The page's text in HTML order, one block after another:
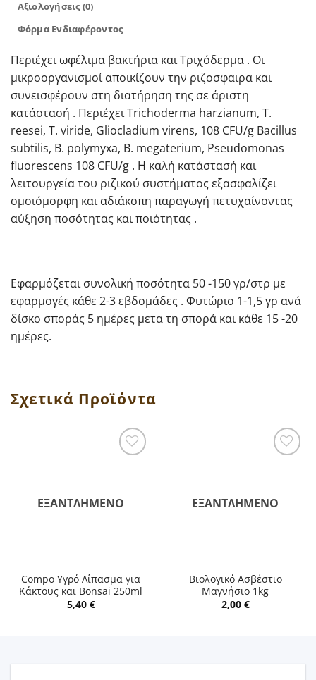
Αξιολογήσεις (0)
Φόρμα Ενδιαφέροντος
Περιέχει ωφέλιμα βακτήρια και Τριχόδερμα . Οι
μικροοργανισμοί αποικίζουν την ριζοσφαιρα και
συνεισφέρουν στη διατήρηση της σε άριστη
κατάστασή . Περιέχει Trichoderma harzianum, T.
reesei, T. viride, Gliocladium virens, 108 CFU/g Bacillus
subtilis, B. polymyxa, B. megaterium, Pseudomonas
fluorescens 108 CFU/g . Η καλή κατάστασή και
λειτουργεία του ριζικού συστήματος εξασφαλίζει
ομοιόμορφη και αδιάκοπη παραγωγή πετυχαίνοντας
αύξηση ποσότητας και ποιότητας .
Εφαρμόζεται συνολική ποσότητα 50 -150 γρ/στρ με
εφαρμογές κάθε 2-3 εβδομάδες . Φυτώριο 1-1,5 γρ ανά
δίσκο σποράς 5 ημέρες μετα τη σπορά και κάθε 15 -20
ημέρες.
Σχετικά Προϊόντα
ΕΞΑΝΤΛΗΜΈΝΟ
Compo Υγρό Λίπασμα για
Κάκτους και Bonsai 250ml
5,40 €
ΕΞΑΝΤΛΗΜΈΝΟ
Βιολογικό Ασβέστιο
Μαγνήσιο 1kg
2,00 €